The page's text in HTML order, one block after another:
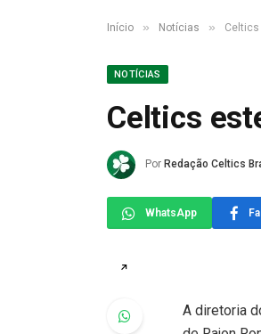
Início » Notícias »
NOTÍCIAS
Celtics
Por Redação Celtics
WhatsApp
↗
A diretoria